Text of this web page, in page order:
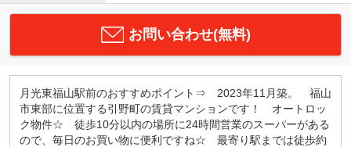
お問い合わせ(無料)
月光東福山駅前のおすすめポイント⇒ 2023年11月築。 福山
市東部に位置する引野町の賃貸マンションです！ オートロッ
ク物件☆ 徒歩10分以内の場所に24時間営業のスーパーがある
ので、毎日のお買い物に便利ですね☆ 最寄り駅までは徒歩約